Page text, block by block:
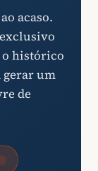
acaso.
o histórico
gerar um
de